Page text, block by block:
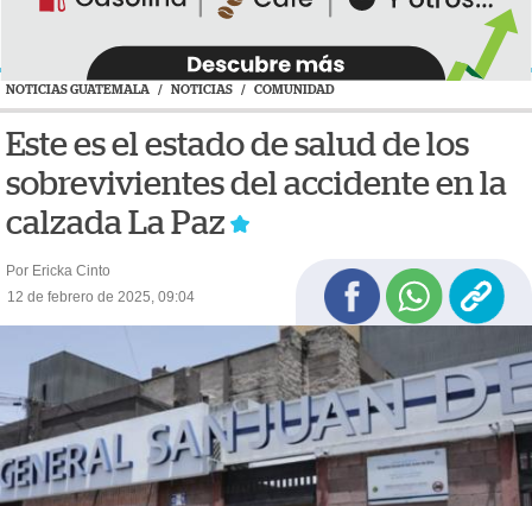
NOTICIAS GUATEMALA / NOTICIAS / COMUNIDAD
Este es el estado de salud de los
sobrevivientes del accidente en la
calzada La Paz
Por Ericka Cinto
12 de febrero de 2025, 09:04